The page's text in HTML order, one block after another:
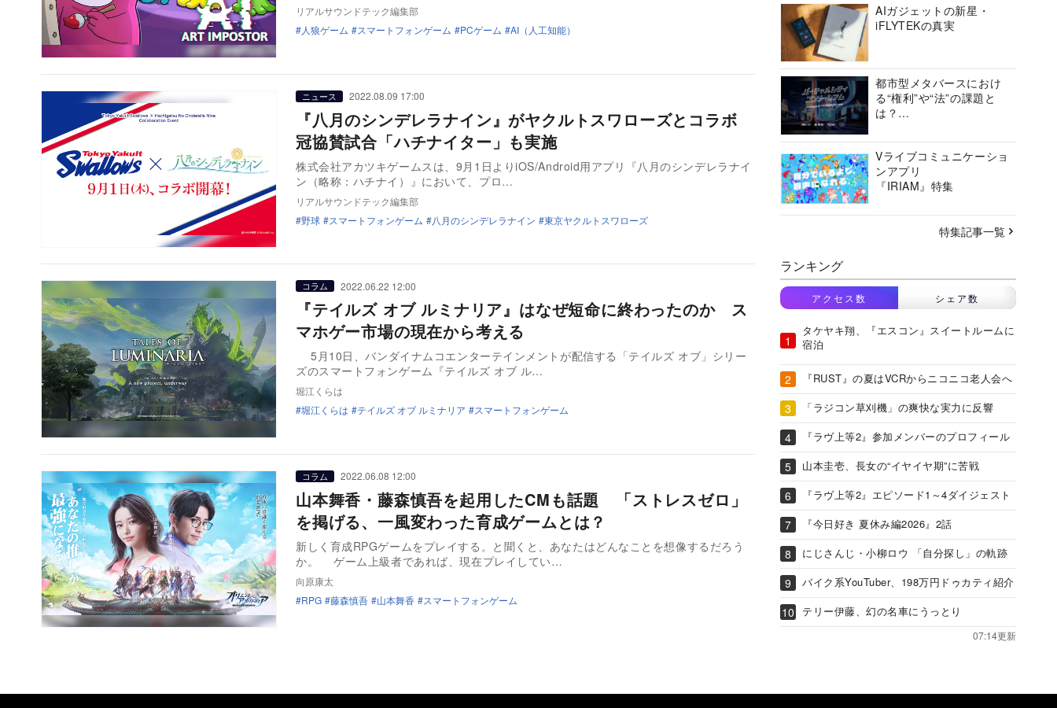
リアルサウンドテック編集部
人狼ゲーム
スマートフォンゲーム PCゲーム AI（人工知能）
ニュース 2022.08.09 17:00
『八月のシンデレラナイン』がヤクルトスワローズとコラボ
冠協賛試合「ハチナイター」も実施
株式会社アカツキゲームスは、9月1日よりiOS/Android用アプリ『八月のシンデレラナイ
ン（略称：ハチナイ）』において、プロ…
リアルサウンドテック編集部
野球
スマートフォンゲーム 八月のシンデレラナイン 東京ヤクルトスワローズ
コラム 2022.06.22 12:00
『テイルズ オブ ルミナリア』はなぜ短命に終わったのか ス
マホゲー市場の現在から考える
5月10日、バンダイナムコエンターテインメントが配信する「テイルズ オブ」シリー
ズのスマートフォンゲーム『テイルズ オブ ル…
堀江くらは
堀江くらは
テイルズ オブ ルミナリア スマートフォンゲーム
コラム 2022.06.08 12:00
山本舞香・藤森慎吾を起用したCMも話題 「ストレスゼロ」
を掲げる、一風変わった育成ゲームとは？
新しく育成RPGゲームをプレイする。と聞くと、あなたはどんなことを想像するだろう
か。 ゲーム上級者であれば、現在プレイしてい…
向原康太
RPG
藤森慎吾 山本舞香 スマートフォンゲーム
AIガジェットの新星・
iFLYTEKの真実
都市型メタバースにおけ
る“権利”や“法”の課題と
は？
ーシアムの挑戦に迫る
Vライブコミュニケーショ
ンアプリ
『IRIAM』特集
特集記事一覧
ランキング
アクセス数 シェア数
タケヤキ翔、『エスコン』スイートルームに
宿泊
『RUST』の夏はVCRからニコニコ老人会へ
「ラジコン草刈機」の爽快な実力に反響
『ラヴ上等2』参加メンバーのプロフィール
山本圭壱、長女の“イヤイヤ期”に苦戦
『ラヴ上等2』エピソード1～4ダイジェスト
『今日好き 夏休み編2026』2話
にじさんじ・小柳ロウ 「自分探し」の軌跡
バイク系YouTuber、198万円ドゥカティ紹介
テリー伊藤、幻の名車にうっとり
07:14更新